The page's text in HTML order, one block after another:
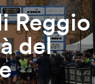
Reggio
del